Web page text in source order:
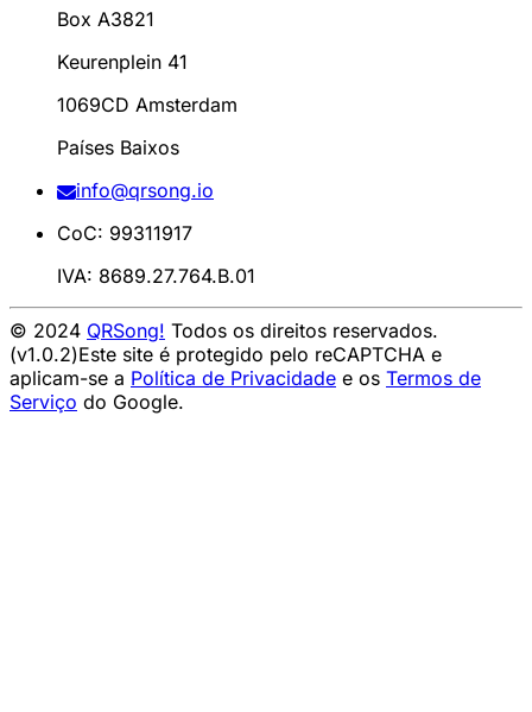
Box A3821
Keurenplein 41
1069CD Amsterdam
Países Baixos
info@qrsong.io
CoC: 99311917
IVA: 8689.27.764.B.01
© 2024 QRSong! Todos os direitos reservados.
(v1.0.2)Este site é protegido pelo reCAPTCHA e
aplicam-se a Política de Privacidade e os Termos de
Serviço do Google.